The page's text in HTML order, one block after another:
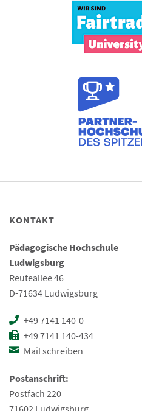
KONTAKT
Pädagogische Hochschule
Ludwigsburg
Reuteallee 46
D-71634 Ludwigsburg
+49 7141 140-0
+49 7141 140-434
Mail schreiben
Postanschrift:
Postfach 220
71602 Ludwigsburg